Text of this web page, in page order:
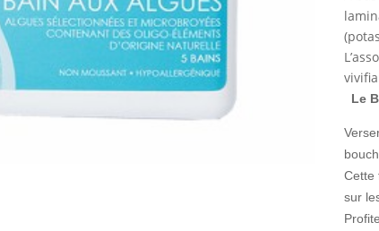
Le
Cette
sur